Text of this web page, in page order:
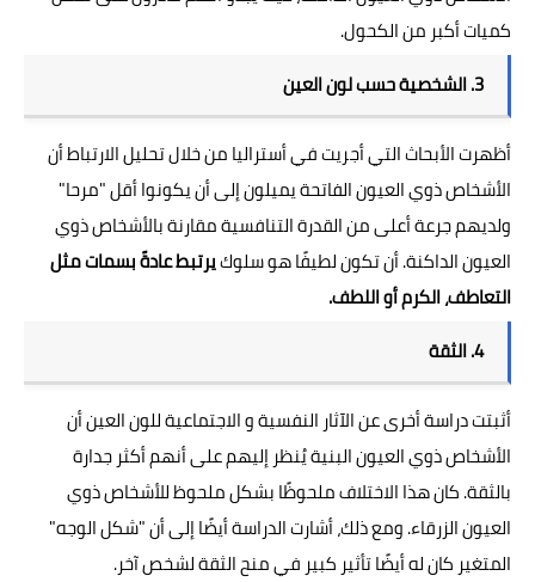
كميات أكبر من الكحول.
3. الشخصية حسب لون العين
أظهرت الأبحاث التي أجريت في أستراليا من خلال تحليل الارتباط أن
الأشخاص ذوي العيون الفاتحة يميلون إلى أن يكونوا أقل "مرحا"
ولديهم جرعة أعلى من القدرة التنافسية مقارنة بالأشخاص ذوي
العيون الداكنة. أن تكون لطيفًا هو سلوكيرتبط عادةً بسمات مثل
التعاطف، الكرم أو اللطف.
4. الثقة
أثبتت دراسة أخرى عن الآثار النفسية و الاجتماعية للون العين أن
الأشخاص ذوي العيون البنية يُنظر إليهم على أنهم أكثر جدارة
بالثقة. كان هذا الاختلاف ملحوظًا بشكل ملحوظ للأشخاص ذوي
العيون الزرقاء. ومع ذلك، أشارت الدراسة أيضًا إلى أن "شكل الوجه"
المتغير كان له أيضًا تأثير كبير في منح الثقة لشخص آخر.